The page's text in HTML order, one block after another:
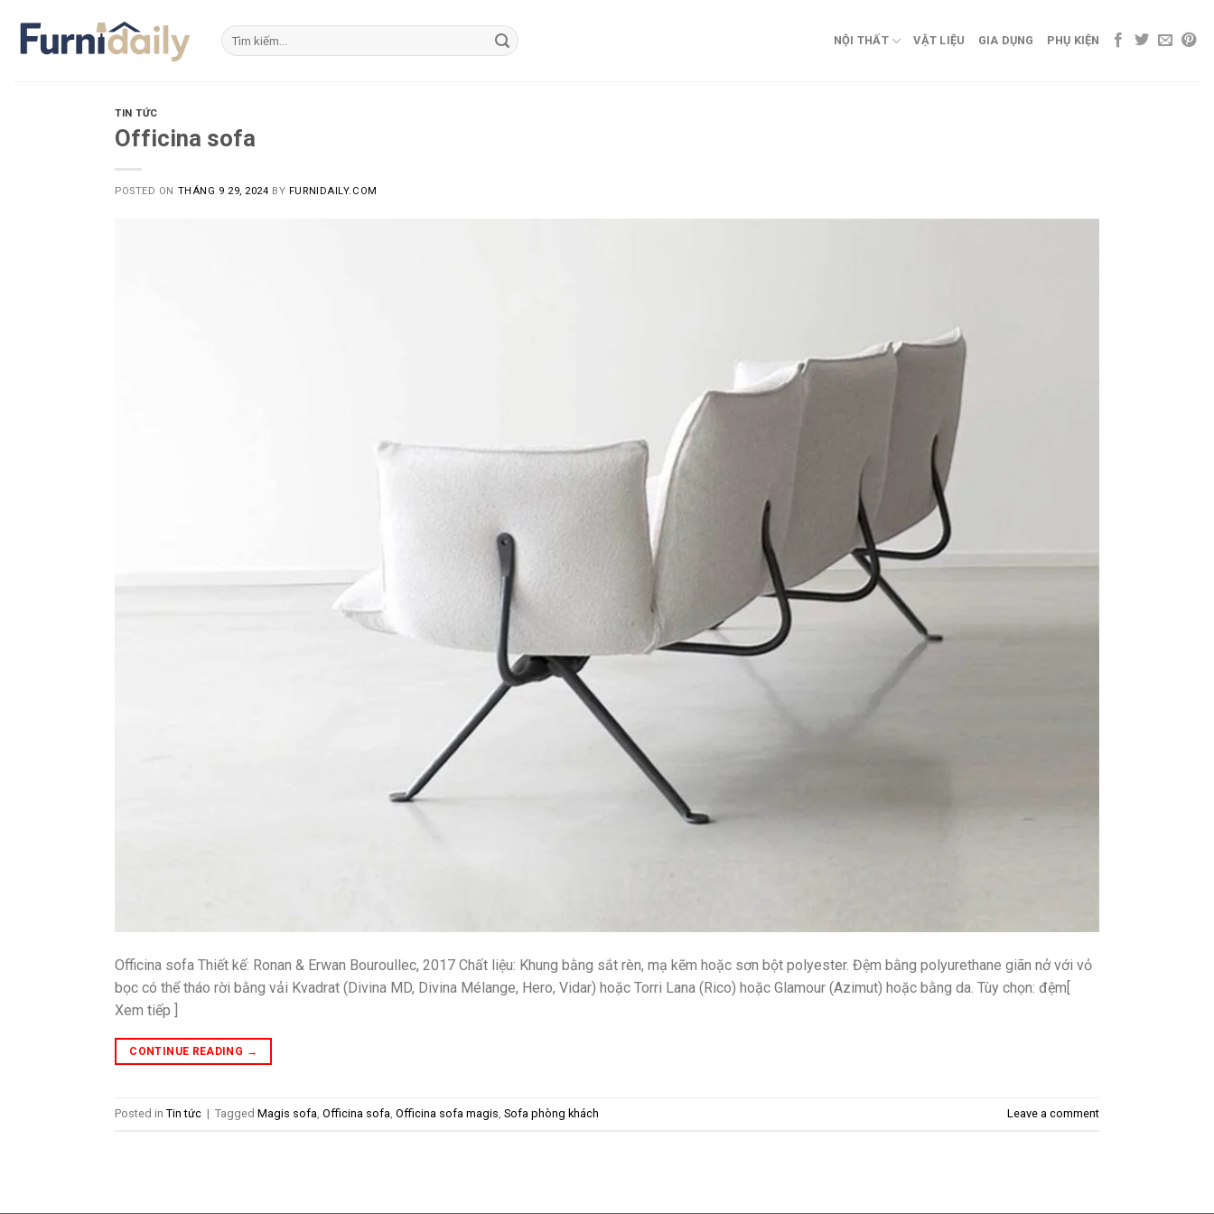
content
Tìm
kiếm:
NỘI THẤT VẬT LIỆU GIA DỤNG PHỤ KIỆN
TIN TỨC
Officina sofa
POSTED ON THÁNG 9 29, 2024 BY FURNIDAILY.COM
Officina sofa Thiết kế: Ronan & Erwan Bouroullec, 2017 Chất liệu: Khung bằng sắt rèn, mạ kẽm hoặc sơn bột polyester. Đệm bằng polyurethane giãn nở với vỏ
bọc có thể tháo rời bằng vải Kvadrat (Divina MD, Divina Mélange, Hero, Vidar) hoặc Torri Lana (Rico) hoặc Glamour (Azimut) hoặc bằng da. Tùy chọn: đệm[
Xem tiếp ]
CONTINUE READING →
Posted in Tin tức | Tagged Magis sofa Officina sofa Officina sofa magis Sofa phòng khách Leave a comment